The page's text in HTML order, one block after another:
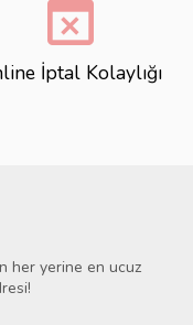
event_busy
İptal Kolaylığı
her yerine en ucuz